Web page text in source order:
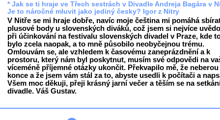
* Jak se ti hraje ve Třech sestrách v Divadle Andreja Bagára v
Je to náročné mluvit jako jediný česky? Igor z Nitry
V Nitře se mi hraje dobře, navíc moje čeština mi pomáhá
plusové body u slovenských diváků, což jsem si nejvíce
při účinkování na festivalu slovenských divadel v Praze, kde
bylo zcela naopak, a to mně působilo neobyčejnou trému.
Omlouvám se, ale vzhledem k časovému zaneprázdnění a k
prostoru, který nám byl poskytnut, musím své odpovědi na
víceméně příjemné otázky ukončit. Překvapilo mě, že neberou
konce a že jsem vám stál za to, abyste usedli k počítači a
Všem moc děkuji, přeji krásný jarní večer a těším se na
divadle. Váš Gustav.